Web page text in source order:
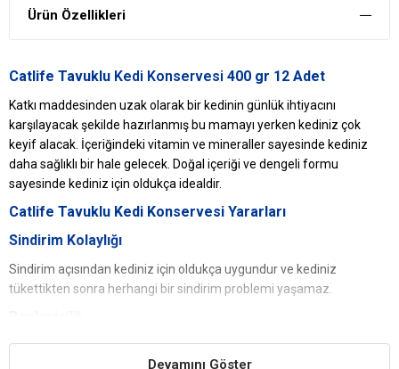
Ürün Özellikleri
Catlife Tavuklu Kedi Konservesi 400 gr 12 Adet
Katkı maddesinden uzak olarak bir kedinin günlük ihtiyacını
karşılayacak şekilde hazırlanmış bu mamayı yerken kediniz çok
keyif alacak. İçeriğindeki vitamin ve mineraller sayesinde kediniz
daha sağlıklı bir hale gelecek. Doğal içeriği ve dengeli formu
sayesinde kediniz için oldukça idealdir.
Catlife Tavuklu Kedi Konservesi Yararları
Sindirim Kolaylığı
Sindirim açısından kediniz için oldukça uygundur ve kediniz
tükettikten sonra herhangi bir sindirim problemi yaşamaz.
Dengeli formu ve içeriğindeki besin maddeleri sayesinde kediniz
için oldukça besleyici ve doyurucudur
Devamını Göster